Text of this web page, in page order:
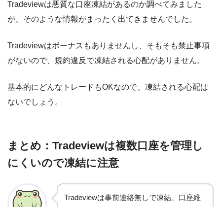
Tradeviewは悪質な口座凍結があるのか調べてみました
が、そのような情報がまったく出てきませんでした。
Tradeviewはボーナスもありませんし、そもそも禁止事項
がないので、規約違反で凍結される心配がありません。
基本的にどんなトレードもOKなので、凍結される心配は
ないでしょう。
まとめ：Tradeviewは複数口座を管理し
にくいので凍結に注意
Tradeviewは事前連絡無しで凍結、口座維